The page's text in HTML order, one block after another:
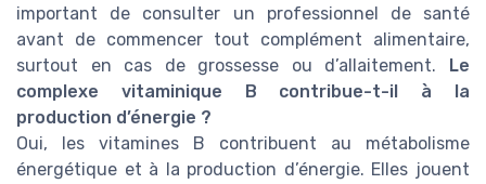
important de consulter un professionnel de santé
avant de commencer tout complément alimentaire,
surtout en cas de grossesse ou d’allaitement.
Le
complexe vitaminique B contribue-t-il à la
production d’énergie ?
Oui, les vitamines B contribuent au métabolisme
énergétique et à la production d’énergie. Elles jouent